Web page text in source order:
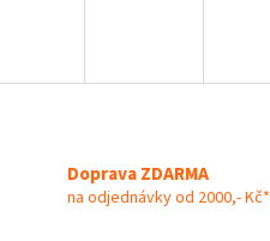
Doprava ZDARMA
na odjednávky od 2000,- Kč*